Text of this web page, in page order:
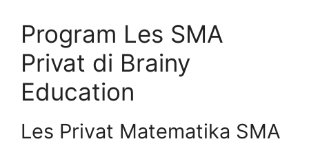
Program Les SMA
Privat di Brainy
Education
Les Privat Matematika SMA